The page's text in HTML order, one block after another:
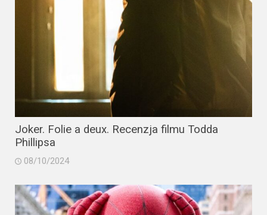
Joker. Folie a deux. Recenzja filmu Todda
Phillipsa
08/10/2024